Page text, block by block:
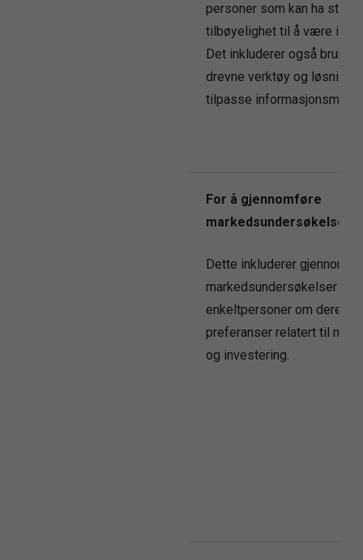
personer som kan ha større
tilbøyelighet til å være
Det inkluderer også bruk
drevne verktøy og
tilpasse
For å gjennomføre
markedsundersøkelser
Dette inkluderer
markedsundersøkelser for
enkeltpersoner om deres
preferanser relatert til
og investering.